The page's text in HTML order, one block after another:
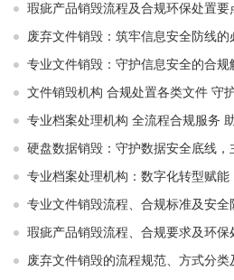
瑕疵产品销毁流程及合规环保处置要
废弃文件销毁：筑牢信息安全防线的
专业文件销毁：守护信息安全的合规
文件销毁机构 合规处置各类文件 守
专业档案处理机构 全流程合规服务
硬盘数据销毁：守护数据安全底线
专业档案处理机构：数字化转型赋能，
专业文件销毁流程、合规标准及安全
瑕疵产品销毁流程、合规要求及环保
废弃文件销毁的流程规范、方式分类